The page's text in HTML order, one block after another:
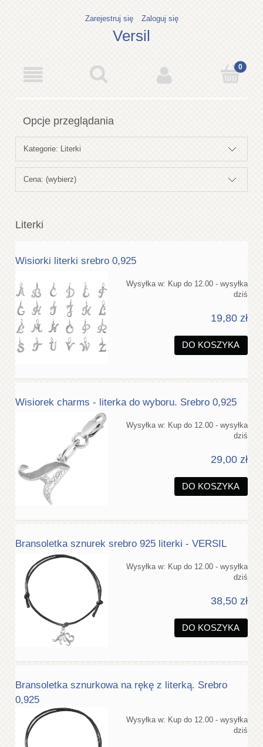
Zarejestruj się Zaloguj się
Versil
Opcje przeglądania
Kategorie: Literki
Cena: (wybierz)
Literki
Wisiorki literki srebro 0,925
Wysyłka w: Kup do 12.00 - wysyłka
dziś
19,80 zł
DO KOSZYKA
Wisiorek charms - literka do wyboru. Srebro 0,925
Wysyłka w: Kup do 12.00 - wysyłka
dziś
29,00 zł
DO KOSZYKA
Bransoletka sznurek srebro 925 literki - VERSIL
Wysyłka w: Kup do 12.00 - wysyłka
dziś
38,50 zł
DO KOSZYKA
Bransoletka sznurkowa na rękę z literką. Srebro
0,925
Wysyłka w: Kup do 12.00 - wysyłka
dziś